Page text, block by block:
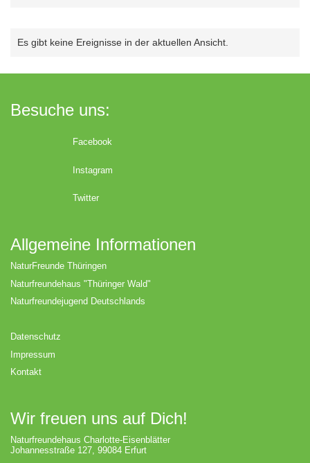
Es gibt keine Ereignisse in der aktuellen Ansicht.
Besuche uns:
Facebook
Instagram
Twitter
Allgemeine Informationen
NaturFreunde Thüringen
Naturfreundehaus "Thüringer Wald"
Naturfreundejugend Deutschlands
Datenschutz
Impressum
Kontakt
Wir freuen uns auf Dich!
Naturfreundehaus Charlotte-Eisenblätter
Johannesstraße 127, 99084 Erfurt